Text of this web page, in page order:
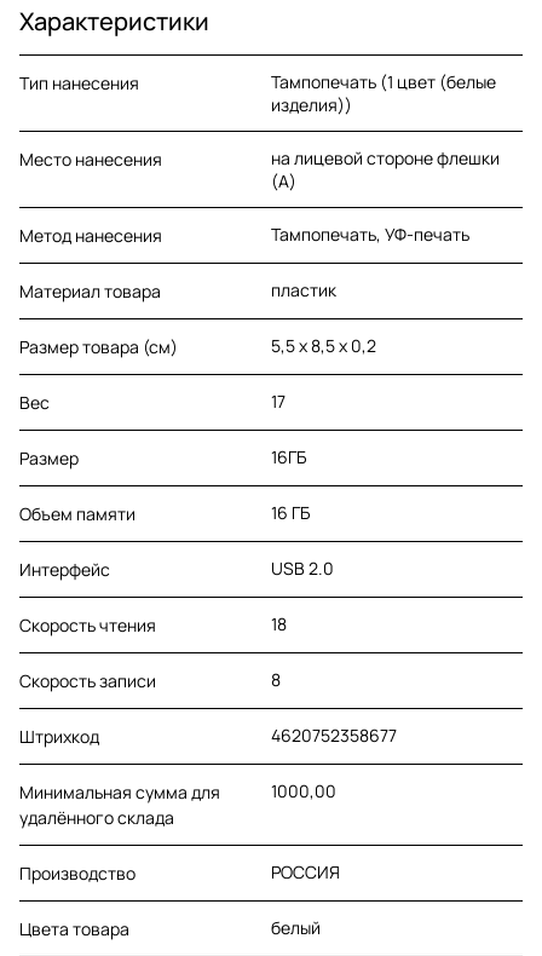
Характеристики
Тип нанесения
Тампопечать (1 цвет (белые
изделия))
Место нанесения
на лицевой стороне флешки
(A)
Метод нанесения Тампопечать, УФ-печать
Материал товара пластик
Размер товара (см) 5,5 х 8,5 х 0,2
Вес 17
Размер 16ГБ
Объем памяти 16 ГБ
Интерфейс USB 2.0
Скорость чтения 18
Скорость записи 8
Штрихкод 4620752358677
Минимальная сумма для
удалённого склада
1000,00
Производство РОССИЯ
Цвета товара белый